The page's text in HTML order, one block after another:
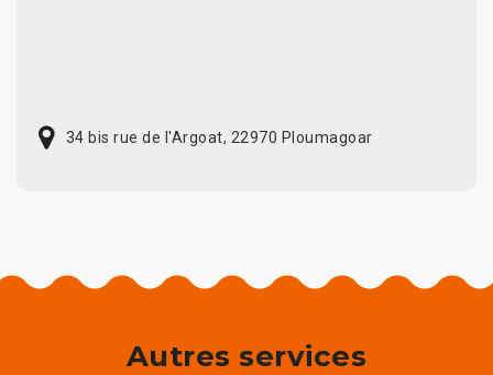
34 bis rue de l'Argoat, 22970 Ploumagoar
Autres services